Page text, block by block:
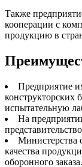
Также
кооперации с
продукцию в
Предприятие
конструкторских
испытательную
На
представительство
Министерства
качества
оборонного заказа.